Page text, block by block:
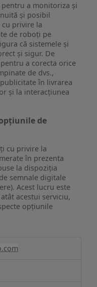
a monitoriza și
și posibil
privire la
de roboți pe
că sistemele și
și sigur. De
a corecta orice
de dvs.,
în livrarea
și la interacțiunea
de
cu privire la
în prezenta
la dispoziția
semnale digitale
Acest lucru este
acestui serviciu,
opțiunile